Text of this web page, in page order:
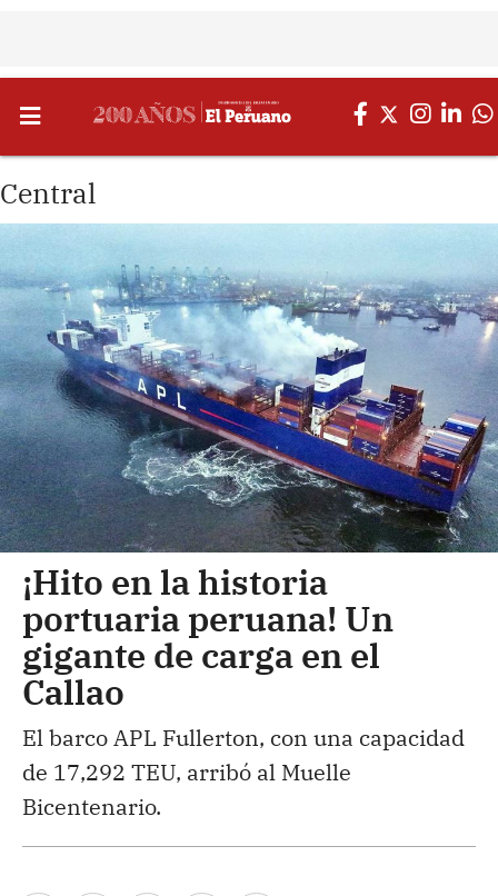
Central
¡Hito en la historia
portuaria peruana! Un
gigante de carga en el
Callao
El barco APL Fullerton, con una capacidad
de 17,292 TEU, arribó al Muelle
Bicentenario.